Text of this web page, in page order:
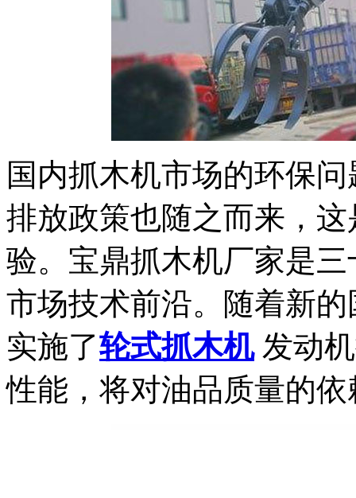
国内抓木机市场的环保
排放政策也随之而来，
验。宝鼎抓木机厂家是
市场技术前沿。随着新
实施了轮式抓木机 发动
性能，将对油品质量的